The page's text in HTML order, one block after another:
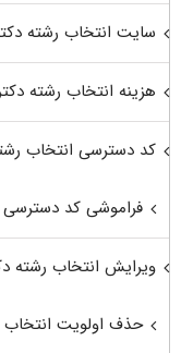
سایت انتخاب رشته
هزینه انتخاب رشته
کد دسترسی انتخاب
فراموشی کد دسترسی
ویرایش انتخاب رشته
حذف اولویت انتخاب